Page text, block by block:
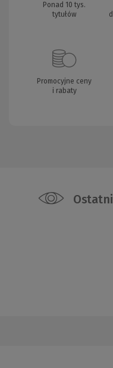
Ponad 10 tys.
tytułów
Promocyjne ceny
i rabaty